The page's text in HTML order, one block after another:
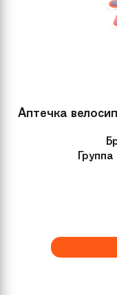
Аптечка
Группа